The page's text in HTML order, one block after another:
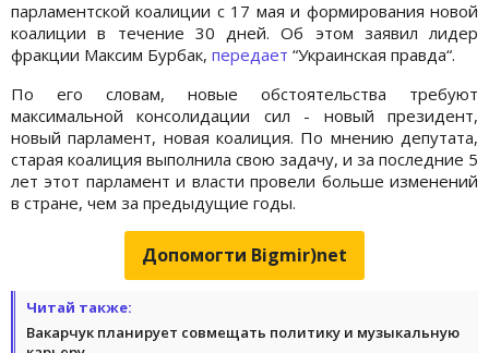
парламентской коалиции с 17 мая и формирования новой
коалиции в течение 30 дней. Об этом заявил лидер
фракции Максим Бурбак, передает “Украинская правда“.
По его словам, новые обстоятельства требуют
максимальной консолидации сил - новый президент,
новый парламент, новая коалиция. По мнению депутата,
старая коалиция выполнила свою задачу, и за последние 5
лет этот парламент и власти провели больше изменений
в стране, чем за предыдущие годы.
Допомогти Bigmir)net
Читай также:
Вакарчук планирует совмещать политику и музыкальную